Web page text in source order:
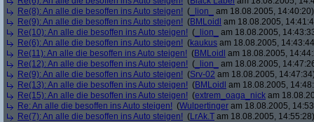
Re(8): An alle die besoffen ins Auto steigen! ( _lion_
am 18.08.2005, 14:40:20)
Re(9): An alle die besoffen ins Auto steigen! (BMLoidl am 18.08.2005,
Re(10): An alle die besoffen ins Auto steigen! ( _lion_
am 18.08.2005,
Re(6): An alle die besoffen ins Auto steigen! (kaukus am 18.08.2005,
Re(11): An alle die besoffen ins Auto steigen! (BMLoidl am 18.08.2005,
Re(12): An alle die besoffen ins Auto steigen! ( _lion_
am 18.08.2005,
Re(9): An alle die besoffen ins Auto steigen! (Srv-02 am 18.08.2005,
Re(13): An alle die besoffen ins Auto steigen! (BMLoidl am 18.08.2005,
Re(15): An alle die besoffen ins Auto steigen! (extrem_oaga_nick am
Re: An alle die besoffen ins Auto steigen! (Wulpertinger am 18.08.2005,
Re(7): An alle die besoffen ins Auto steigen! (LrAk.T am 18.08.2005, 14:55:28)